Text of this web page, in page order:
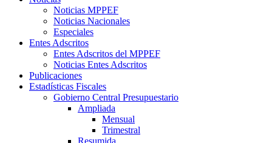
Noticias MPPEF
Noticias Nacionales
Especiales
Entes Adscritos
Entes Adscritos del MPPEF
Noticias Entes Adscritos
Publicaciones
Estadísticas Fiscales
Gobierno Central Presupuestario
Ampliada
Mensual
Trimestral
Resumida